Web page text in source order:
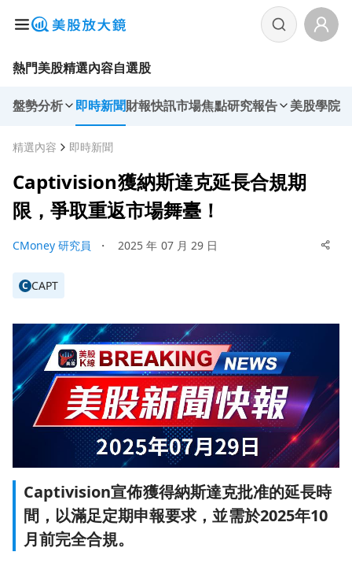
熱門美股精選內容自選股
盤勢分析 即時新聞財報快訊市場焦點研究報告 美股學院
精選內容 即時新聞
Captivision獲納斯達克延長合規期
限，爭取重返市場舞臺！
CMoney 研究員 ・ 2025 年 07 月 29 日
C CAPT
Captivision宣佈獲得納斯達克批准的延長時
間，以滿足定期申報要求，並需於2025年10
月前完全合規。